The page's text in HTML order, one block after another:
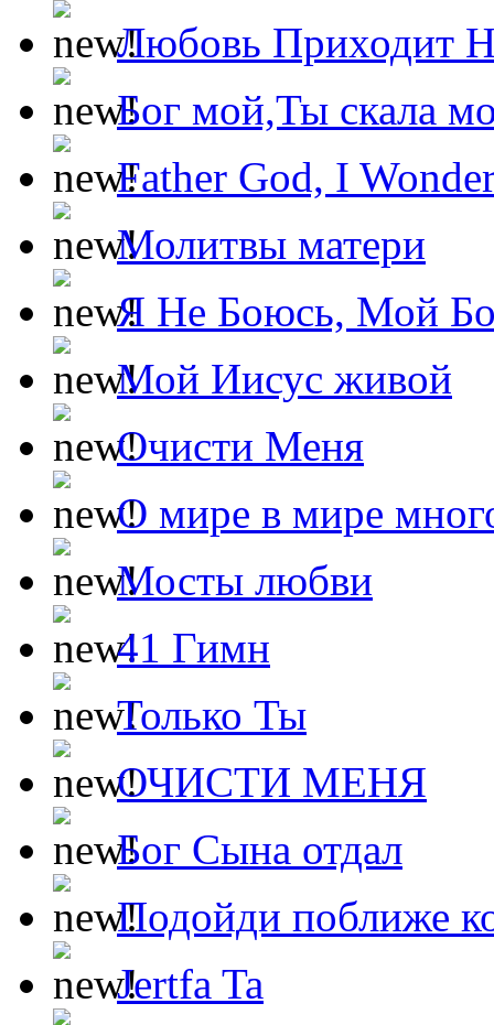
Любовь Приходит
Бог мой,Ты скала
Father God, I
Молитвы матери
Я Не Боюсь, Мой
Мой Иисус живой
Очисти Меня
О мире в мире
Мосты любви
41 Гимн
Только Ты
ОЧИСТИ МЕНЯ
Бог Сына отдал
Подойди поближе
Jertfa Ta